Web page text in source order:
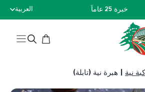
خبرة 25 عاماً العربية
كبة نية هبرة نية (تابلة)